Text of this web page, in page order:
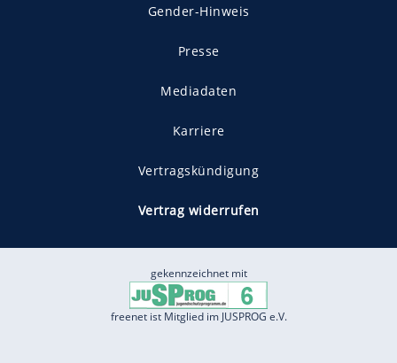
Gender-Hinweis
Presse
Mediadaten
Karriere
Vertragskündigung
Vertrag widerrufen
gekennzeichnet mit
freenet ist Mitglied im JUSPROG e.V.